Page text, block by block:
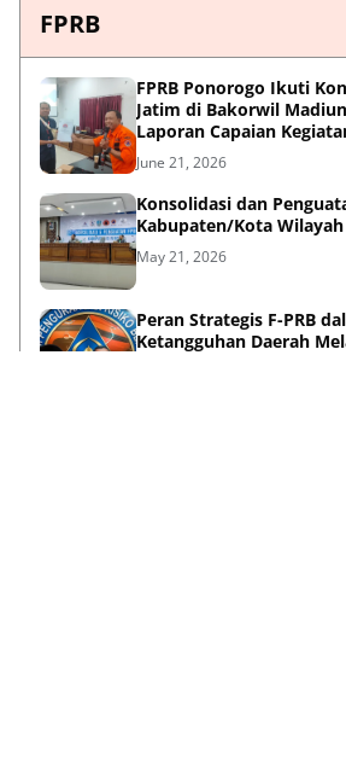
FPRB
FPRB Ponorogo Ikuti
Jatim di Bakorwil
Laporan Capaian
Sinergi Pentahelix
June 21, 2026
Konsolidasi dan
Kabupaten/Kota
May 21, 2026
Peran Strategis F-PRB
Ketangguhan Daerah